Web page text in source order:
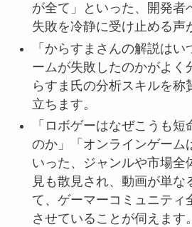
が全て」といった、開発者
失敗を冷静に受け止める声
「からすまさんの解説は
ームが失敗したのかがよく
らすま氏の分析スキルを称
立ちます。
「ロボゲーはなぜこうも
のか」「オンラインゲーム
いった、ジャンルや市場全
見も散見され、動画が単な
て、ゲーマーコミュニティ
させていることが伺えます。